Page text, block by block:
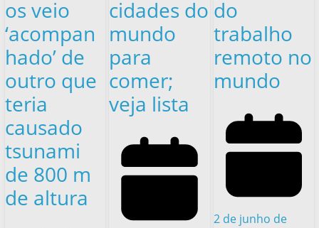
os veio
‘acompan
hado’ de
outro que
teria
causado
tsunami
de 800 m
de altura
cidades do
mundo
para
comer;
veja lista
do
trabalho
remoto no
mundo
2 de junho de